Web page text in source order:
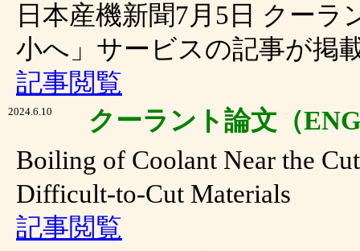
日本産機新聞7月5日 クー
小へ」サービスの記事が掲
記事閲覧
2024.6.10
クーラント論文（
Boiling of Coolant Near the
Difficult-to-Cut Materials
記事閲覧